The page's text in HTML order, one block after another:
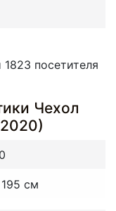
посетителя
Чехол
см